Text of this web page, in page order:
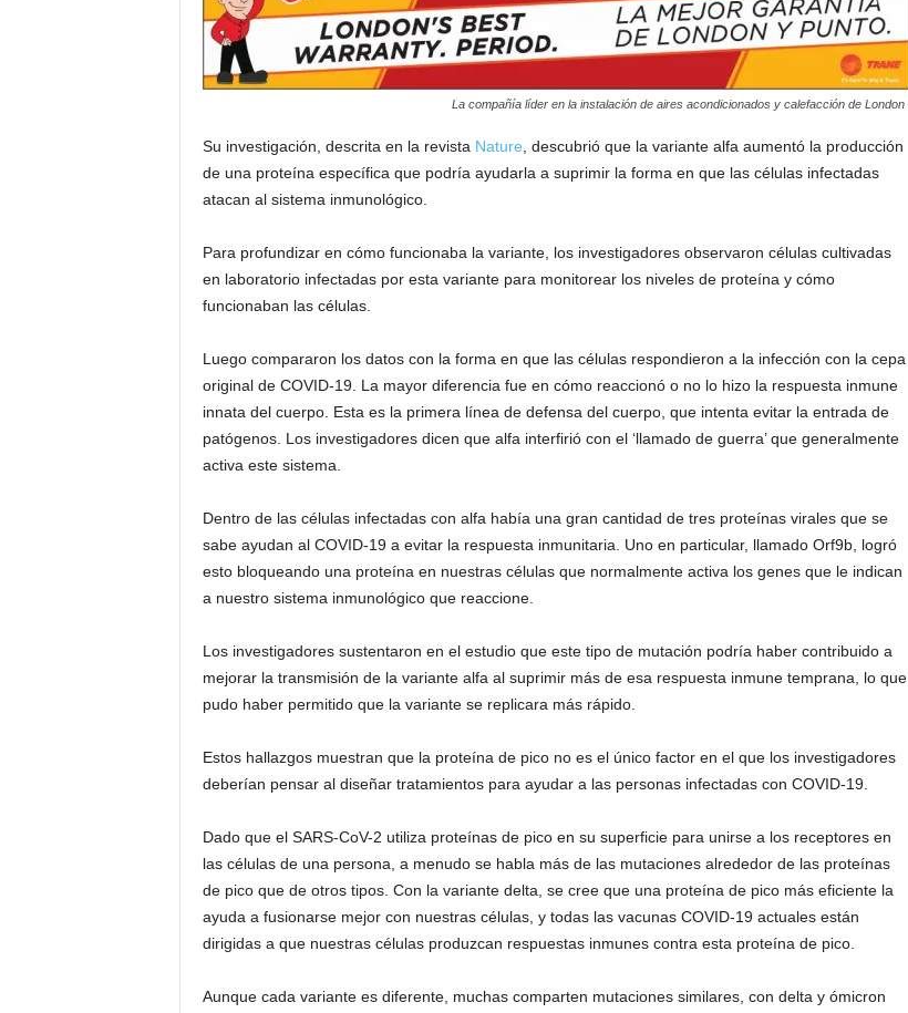
La compañía líder en la instalación de aires acondicionados y calefacción de London .
Su investigación, descrita en la revista Nature , descubrió que la variante alfa aumentó la producción
de una proteína específica que podría ayudarla a suprimir la forma en que las células infectadas
atacan al sistema inmunológico.
Para profundizar en cómo funcionaba la variante, los investigadores observaron células cultivadas
en laboratorio infectadas por esta variante para monitorear los niveles de proteína y cómo
funcionaban las células.
Luego compararon los datos con la forma en que las células respondieron a la infección con la cepa
original de COVID-19. La mayor diferencia fue en cómo reaccionó o no lo hizo la respuesta inmune
innata del cuerpo. Esta es la primera línea de defensa del cuerpo, que intenta evitar la entrada de
patógenos. Los investigadores dicen que alfa interfirió con el ‘llamado de guerra’ que generalmente
activa este sistema.
Dentro de las células infectadas con alfa había una gran cantidad de tres proteínas virales que se
sabe ayudan al COVID-19 a evitar la respuesta inmunitaria. Uno en particular, llamado Orf9b, logró
esto bloqueando una proteína en nuestras células que normalmente activa los genes que le indican
a nuestro sistema inmunológico que reaccione.
Los investigadores sustentaron en el estudio que este tipo de mutación podría haber contribuido a
mejorar la transmisión de la variante alfa al suprimir más de esa respuesta inmune temprana, lo que
pudo haber permitido que la variante se replicara más rápido.
Estos hallazgos muestran que la proteína de pico no es el único factor en el que los investigadores
deberían pensar al diseñar tratamientos para ayudar a las personas infectadas con COVID-19.
Dado que el SARS-CoV-2 utiliza proteínas de pico en su superficie para unirse a los receptores en
las células de una persona, a menudo se habla más de las mutaciones alrededor de las proteínas
de pico que de otros tipos. Con la variante delta, se cree que una proteína de pico más eficiente la
ayuda a fusionarse mejor con nuestras células, y todas las vacunas COVID-19 actuales están
dirigidas a que nuestras células produzcan respuestas inmunes contra esta proteína de pico.
Aunque cada variante es diferente, muchas comparten mutaciones similares, con delta y ómicron